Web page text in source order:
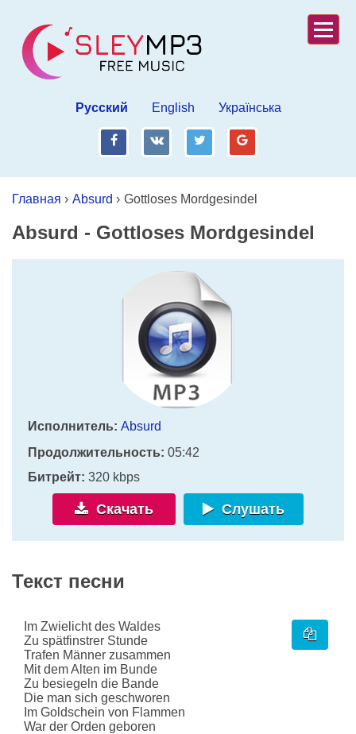
Русский English Українська
fb vk tw gp
Главная › Absurd › Gottloses Mordgesindel
Absurd - Gottloses Mordgesindel
Исполнитель: Absurd
Продолжительность: 05:42
Битрейт: 320 kbps
Скачать Слушать
Текст песни
Im Zwielicht des Waldes
Zu spätfinstrer Stunde
Trafen Männer zusammen
Mit dem Alten im Bunde
Zu besiegeln die Bande
Die man sich geschworen
Im Goldschein von Flammen
War der Orden geboren